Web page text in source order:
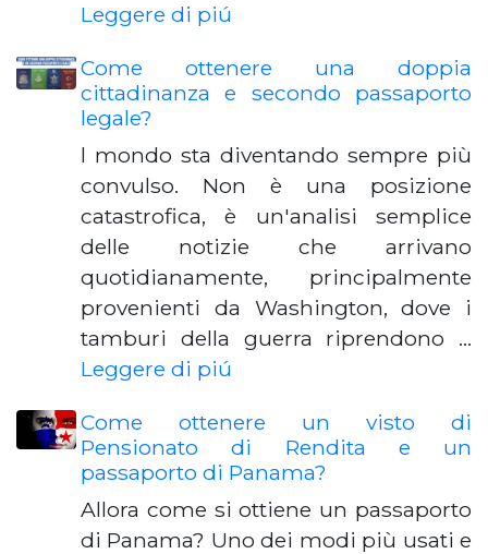
Leggere di piú
Come ottenere una doppia
cittadinanza e secondo passaporto
legale?
l mondo sta diventando sempre più
convulso. Non è una posizione
catastrofica, è un'analisi semplice
delle notizie che arrivano
quotidianamente, principalmente
provenienti da Washington, dove i
tamburi della guerra riprendono …
Leggere di piú
Come ottenere un visto di
Pensionato di Rendita e un
passaporto di Panama?
Allora come si ottiene un passaporto
di Panama? Uno dei modi più usati e